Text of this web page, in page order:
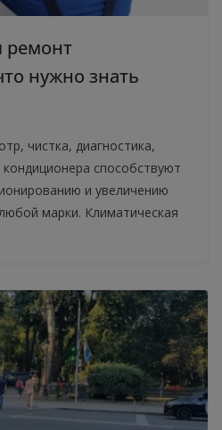
ремонт
нужно знать
чистка, диагностика,
способствуют
и увеличению
марки. Климатическая